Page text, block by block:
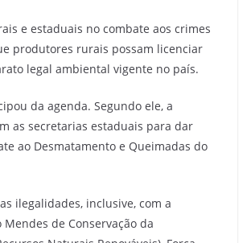
e estaduais no combate aos crimes
produtores rurais possam licenciar
legal ambiental vigente no país.
da agenda. Segundo ele, a
as secretarias estaduais para dar
ao Desmatamento e Queimadas do
ilegalidades, inclusive, com a
de Conservação da